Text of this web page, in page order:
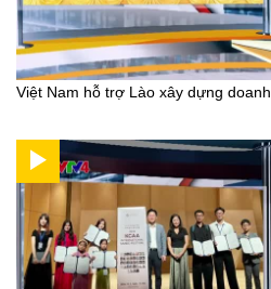
Việt Nam hỗ trợ Lào xây dựng